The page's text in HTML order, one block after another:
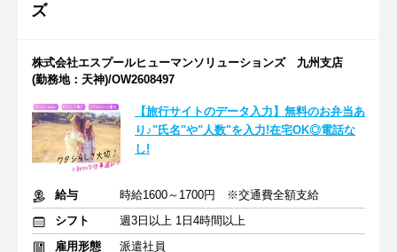
ズ
株式会社エスプールヒューマンソリューションズ 九州支店
(勤務地：天神)/OW2608497
【旅行サイトのデータ入力】無料のお弁当あ
り♪"氏名"や"人数"を入力!在宅OK◎電話な
し!
給与
時給1600～1700円 ※交通費全額支給
シフト
週3日以上 1日4時間以上
雇用形態
派遣社員